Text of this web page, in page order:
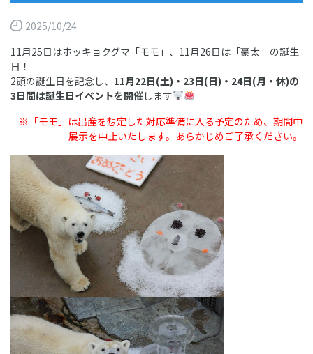
2025/10/24
11月25日はホッキョクグマ「モモ」、11月26日は「豪太」の誕生
日！
2頭の誕生日を記念し、 11月22日(土)・23日(日)・24日(月・休)の
3日間は誕生日イベントを開催します
※「モモ」は出産を想定した対応準備に入る予定のため、期間中
展示を中止いたします。あらかじめご了承ください。